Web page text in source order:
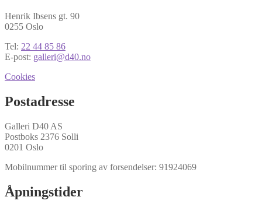
Henrik Ibsens gt. 90
0255 Oslo
Tel: 22 44 85 86
E-post: galleri@d40.no
Cookies
Postadresse
Galleri D40 AS
Postboks 2376 Solli
0201 Oslo
Mobilnummer til sporing av forsendelser: 91924069
Åpningstider